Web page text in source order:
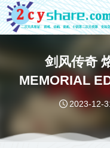
剑风传奇
MEMORIAL
Jidai-hen -2023-12-